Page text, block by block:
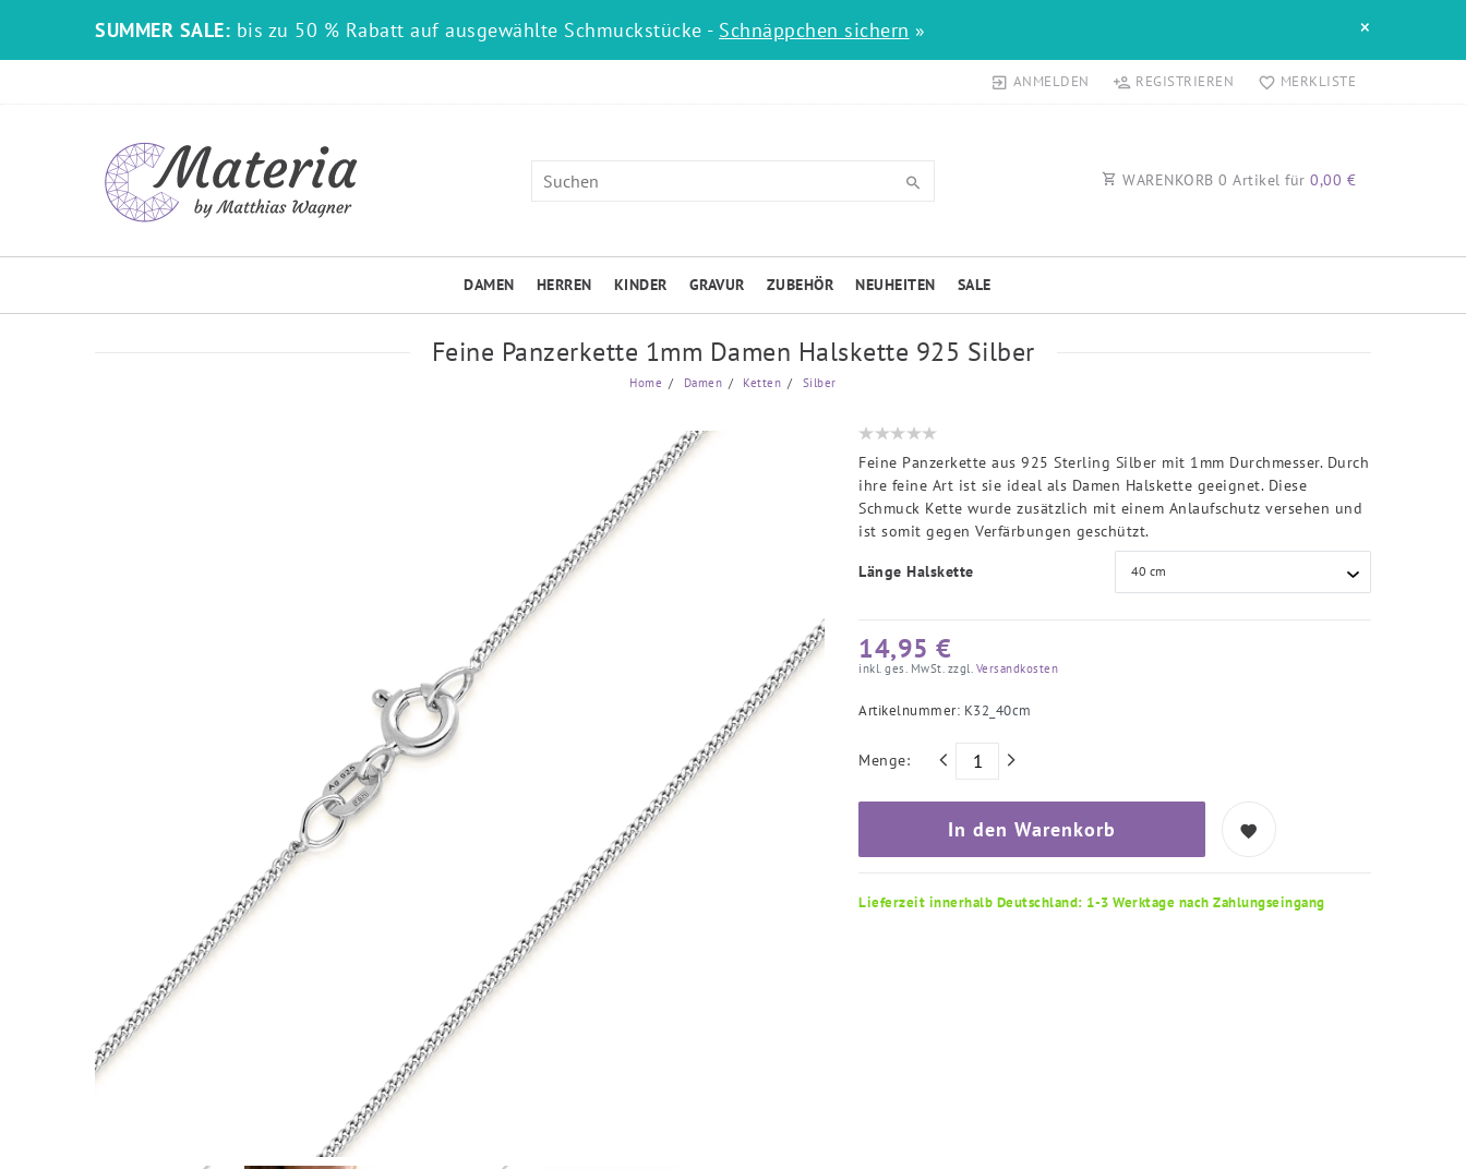
SUMMER SALE: bis zu 50 % Rabatt auf ausgewählte Schmuckstücke - Schnäppchen sichern » ×
ANMELDEN REGISTRIEREN MERKLISTE
WARENKORB 0 Artikel für 0,00 €
DAMEN HERREN KINDER GRAVUR ZUBEHÖR NEUHEITEN SALE
Feine Panzerkette 1mm Damen Halskette 925 Silber
Home Damen Ketten Silber
Feine Panzerkette aus 925 Sterling Silber mit 1mm Durchmesser. Durch
ihre feine Art ist sie ideal als Damen Halskette geeignet. Diese
Schmuck Kette wurde zusätzlich mit einem Anlaufschutz versehen und
ist somit gegen Verfärbungen geschützt.
Länge Halskette
14,95 €
inkl. ges. MwSt. zzgl. Versandkosten
Artikelnummer: K32_40cm
Menge:
In den Warenkorb
Lieferzeit innerhalb Deutschland: 1-3 Werktage nach Zahlungseingang